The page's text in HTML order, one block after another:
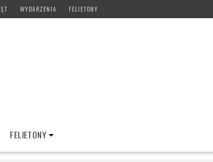
WYDARZENIA FELIETONY
FELIETONY